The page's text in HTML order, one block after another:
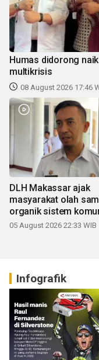
Humas didorong
multikrisis
08 August 2026 17:46
DLH Makassar ajak
masyarakat olah
organik sistem
05 August 2026 22:33 WIB
Infografik